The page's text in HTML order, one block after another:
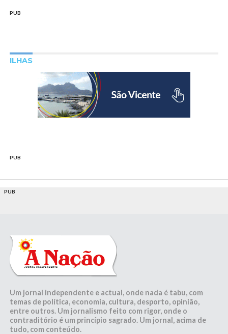
PUB
ILHAS
PUB
PUB
Um jornal independente e actual, onde nada é tabu, com
temas de política, economia, cultura, desporto, opinião,
entre outros. Um jornalismo feito com rigor, onde o
contraditório é um princípio sagrado. Um jornal, acima de
tudo, com conteúdo.